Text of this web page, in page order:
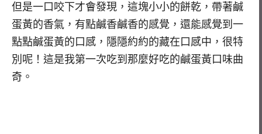
但是一口咬下才會發現，這塊小小的餅乾，帶著鹹
蛋黃的香氣，有點鹹香鹹香的感覺，還能感覺到一
點點鹹蛋黃的口感，隱隱約約的藏在口感中，很特
別呢！這是我第一次吃到那麼好吃的鹹蛋黃口味曲
奇。